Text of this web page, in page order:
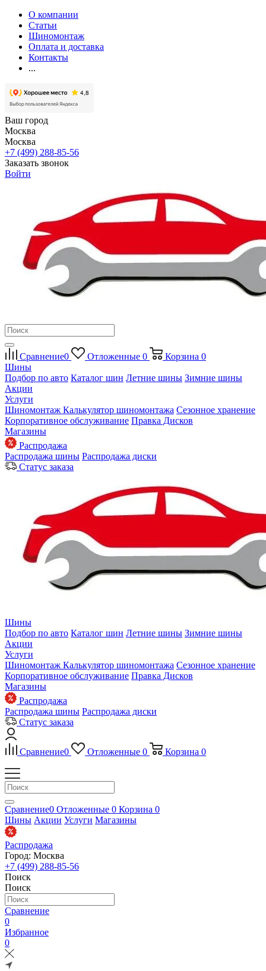
О компании
Статьи
Шиномонтаж
Оплата и доставка
Контакты
...
Ваш город
Москва
Москва
+7 (499) 288-85-56
Заказать звонок
Войти
Сравнение0 Отложенные 0 Корзина 0
Шины
Подбор по авто Каталог шин Летние шины Зимние шины
Акции
Услуги
Шиномонтаж Калькулятор шиномонтажа Сезонное хранение
Корпоративное обслуживание Правка Дисков
Магазины
Распродажа
Распродажа шины Распродажа диски
Статус заказа
Шины
Подбор по авто Каталог шин Летние шины Зимние шины
Акции
Услуги
Шиномонтаж Калькулятор шиномонтажа Сезонное хранение
Корпоративное обслуживание Правка Дисков
Магазины
Распродажа
Распродажа шины Распродажа диски
Статус заказа
Сравнение0 Отложенные 0 Корзина 0
Сравнение0 Отложенные 0 Корзина 0
Шины Акции Услуги Магазины
Распродажа
Город: Москва
+7 (499) 288-85-56
Поиск
Поиск
Сравнение
0
Избранное
0